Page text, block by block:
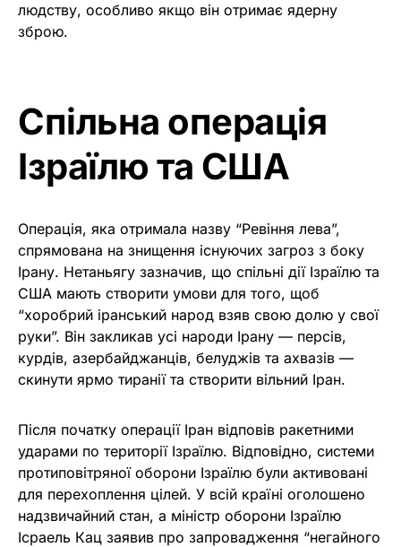
людству, особливо якщо він отримає ядерну
зброю.
Спільна операція
Ізраїлю та США
Операція, яка отримала назву “Ревіння лева”,
спрямована на знищення існуючих загроз з боку
Ірану. Нетаньягу зазначив, що спільні дії Ізраїлю та
США мають створити умови для того, щоб
“хоробрий іранський народ взяв свою долю у свої
руки”. Він закликав усі народи Ірану — персів,
курдів, азербайджанців, белуджів та ахвазів —
скинути ярмо тиранії та створити вільний Іран.
Після початку операції Іран відповів ракетними
ударами по території Ізраїлю. Відповідно, системи
протиповітряної оборони Ізраїлю були активовані
для перехоплення цілей. У всій країні оголошено
надзвичайний стан, а міністр оборони Ізраїлю
Ісраель Кац заявив про запровадження “негайного